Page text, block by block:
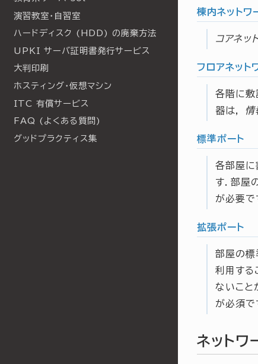
演習教室・自習室
ハードディスク (HDD) の廃棄方法
UPKI サーバ証明書発行サービス
大判印刷
ホスティング・仮想マシン
ITC 有償サービス
FAQ (よくある質問)
グッドプラクティス集
棟内ネットワ
コアネッ
フロアネット
各階に敷
器は，
情
標準ポート
各部屋に
す．部屋
が必要で
拡張ポート
部屋の標
利用する
ないこと
が必須で
ネットワ